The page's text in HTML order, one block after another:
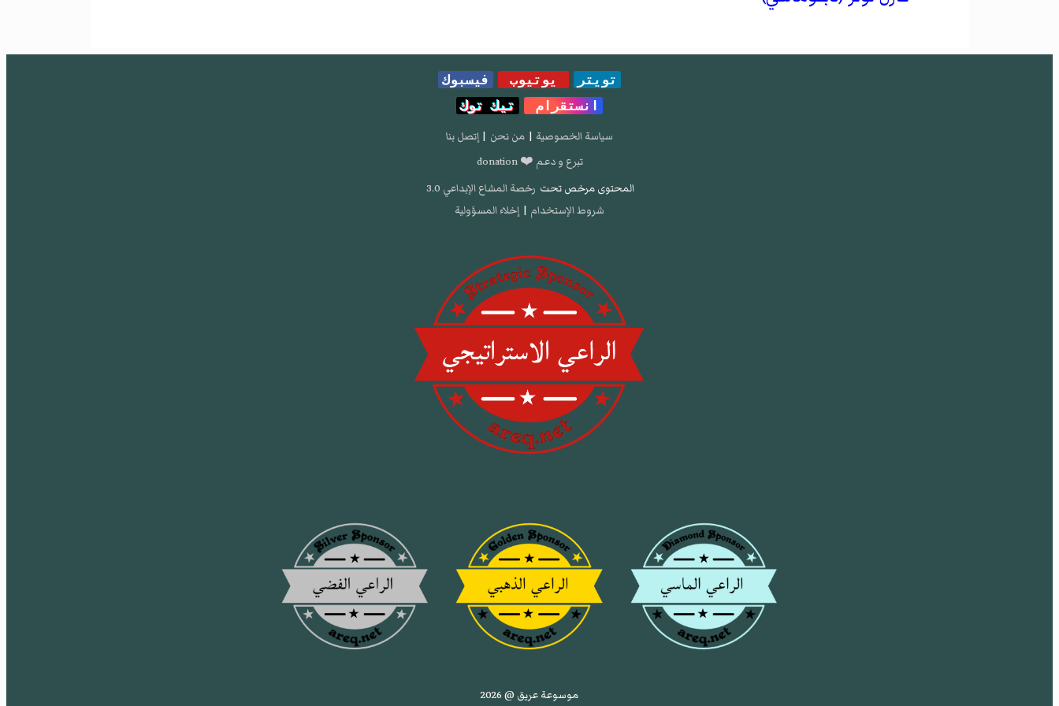
تويتر يوتيوب
فيسبوك
انستقرام
تيك توك
سياسة الخصوصية | من نحن | إتصل بنا
تبرع و دعم ❤️ donation
المحتوى مرخص تحت رخصة المشاع الإبداعي 3.0
شروط الإستخدام | إخلاء المسؤولية
موسوعة عريق @ 2026